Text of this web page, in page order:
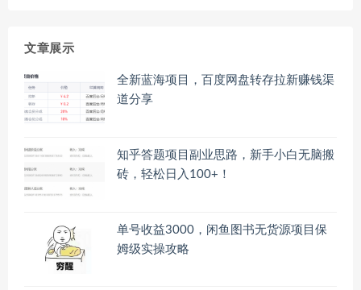
文章展示
全新蓝海项目，百度网盘转存拉新赚钱渠
道分享
知乎答题项目副业思路，新手小白无脑搬
砖，轻松日入100+！
单号收益3000，闲鱼图书无货源项目保
姆级实操攻略